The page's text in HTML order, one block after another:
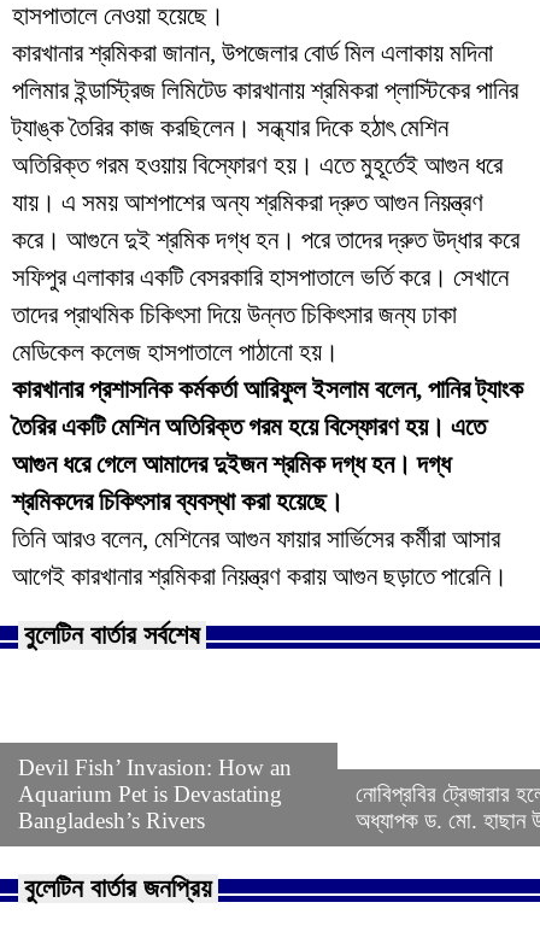
হাসপাতালে নেওয়া হয়েছে।
কারখানার শ্রমিকরা জানান, উপজেলার বোর্ড মিল এলাকায় মদিনা
পলিমার ইন্ডাস্ট্রিজ লিমিটেড কারখানায় শ্রমিকরা প্লাস্টিকের পানির
ট্যাঙ্ক তৈরির কাজ করছিলেন। সন্ধ্যার দিকে হঠাৎ মেশিন
অতিরিক্ত গরম হওয়ায় বিস্ফোরণ হয়। এতে মুহূর্তেই আগুন ধরে
যায়। এ সময় আশপাশের অন্য শ্রমিকরা দ্রুত আগুন নিয়ন্ত্রণ
করে। আগুনে দুই শ্রমিক দগ্ধ হন। পরে তাদের দ্রুত উদ্ধার করে
সফিপুর এলাকার একটি বেসরকারি হাসপাতালে ভর্তি করে। সেখানে
তাদের প্রাথমিক চিকিৎসা দিয়ে উন্নত চিকিৎসার জন্য ঢাকা
মেডিকেল কলেজ হাসপাতালে পাঠানো হয়।
কারখানার প্রশাসনিক কর্মকর্তা আরিফুল ইসলাম বলেন, পানির ট্যাংক
তৈরির একটি মেশিন অতিরিক্ত গরম হয়ে বিস্ফোরণ হয়। এতে
আগুন ধরে গেলে আমাদের দুইজন শ্রমিক দগ্ধ হন। দগ্ধ
শ্রমিকদের চিকিৎসার ব্যবস্থা করা হয়েছে।
তিনি আরও বলেন, মেশিনের আগুন ফায়ার সার্ভিসের কর্মীরা আসার
আগেই কারখানার শ্রমিকরা নিয়ন্ত্রণ করায় আগুন ছড়াতে পারেনি।
বুলেটিন বার্তার সর্বশেষ
Devil Fish’ Invasion: How an
Aquarium Pet is Devastating
Bangladesh’s Rivers
নোবিপ্রবির ট্রেজারার
অধ্যাপক ড. মো. হাছান
বুলেটিন বার্তার জনপ্রিয়